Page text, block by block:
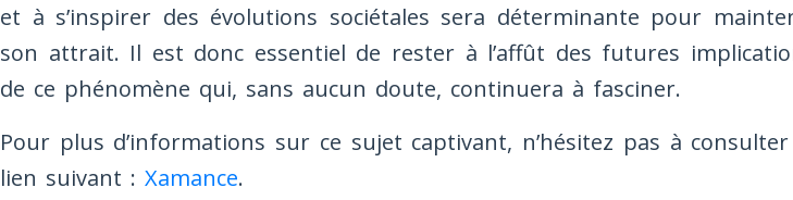
et à s’inspirer des évolutions sociétales sera déterminante pour
son attrait. Il est donc essentiel de rester à l’affût des futures
de ce phénomène qui, sans aucun doute, continuera à fasciner.
Pour plus d’informations sur ce sujet captivant, n’hésitez pas à
lien suivant : Xamance.